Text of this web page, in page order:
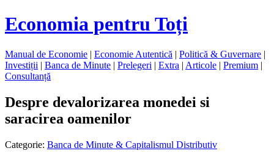
Economia pentru Toți
Manual de Economie | Economie Autentică | Politică & Guvernare |
Investiții | Banca de Minute | Prelegeri | Extra | Articole | Premium |
Consultanță
Despre devalorizarea monedei si
saracirea oamenilor
Categorie: Banca de Minute & Capitalismul Distributiv